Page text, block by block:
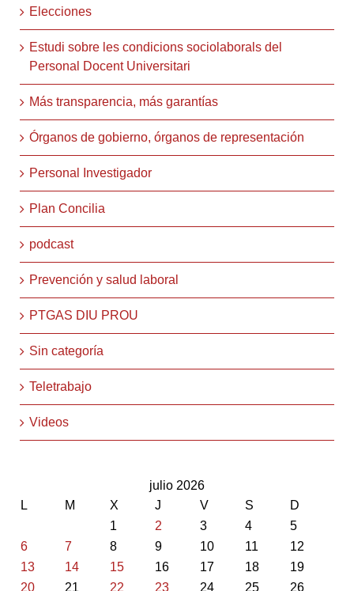
Elecciones
Estudi sobre les condicions sociolaborals del
Personal Docent Universitari
Más transparencia, más garantías
Órganos de gobierno, órganos de representación
Personal Investigador
Plan Concilia
podcast
Prevención y salud laboral
PTGAS DIU PROU
Sin categoría
Teletrabajo
Videos
julio 2026
L
M X J V S
D
1
2 3 4
5
6
7 8 9 10 11
12
13
14 15 16 17 18
19
20
21 22 23 24 25 26